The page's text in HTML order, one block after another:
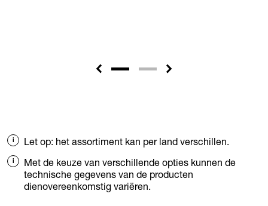
Let op: het assortiment kan per land verschillen.
Met de keuze van verschillende opties kunnen de
technische gegevens van de producten
dienovereenkomstig variëren.